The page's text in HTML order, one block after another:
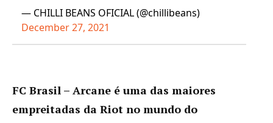
— CHILLI BEANS OFICIAL (@chillibeans)
December 27, 2021
FC Brasil – Arcane é uma das maiores
empreitadas da Riot no mundo do